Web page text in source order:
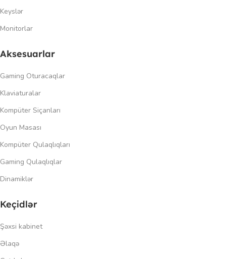
Keyslər
Monitorlar
Aksesuarlar
Gaming Oturacaqlar
Klaviaturalar
Kompüter Siçanları
Oyun Masası
Kompüter Qulaqlıqları
Gaming Qulaqlıqlar
Dinamiklər
Keçidlər
Şəxsi kabinet
Əlaqə